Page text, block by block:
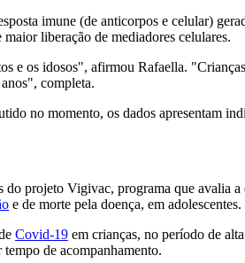
imune (de anticorpos e celular)
maior liberação de mediadores celulares.
e os idosos", afirmou Rafaella.
completa.
no momento, os dados apresentam
projeto Vigivac, programa que avalia
e de morte pela doença, em adolescentes.
Covid-19 em crianças, no período de
de acompanhamento.